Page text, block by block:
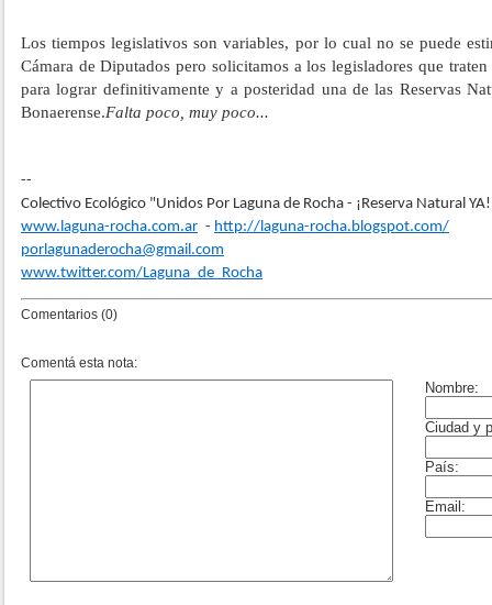
Los tiempos legislativos son variables, por lo cual no se puede
Cámara de Diputados pero solicitamos a los legisladores que
para lograr definitivamente y a posteridad una de las Reservas
Bonaerense.Falta poco, muy poco...
--
Colectivo Ecológico "Unidos Por Laguna de Rocha - ¡Reserva Natural
www.laguna-rocha.com.ar - http://laguna-rocha.blogspot.com/
porlagunaderocha@gmail.com
www.twitter.com/Laguna_de_Rocha
Comentarios (0)
Comentá esta nota: